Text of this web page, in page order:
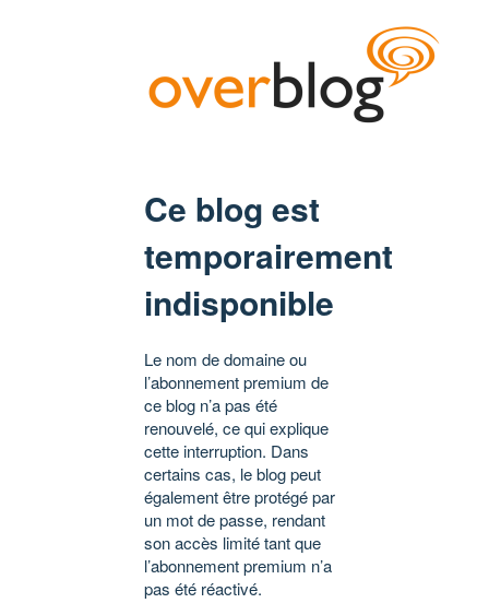
Ce blog est
temporairement
indisponible
Le nom de domaine ou
l’abonnement premium de
ce blog n’a pas été
renouvelé, ce qui explique
cette interruption. Dans
certains cas, le blog peut
également être protégé par
un mot de passe, rendant
son accès limité tant que
l’abonnement premium n’a
pas été réactivé.